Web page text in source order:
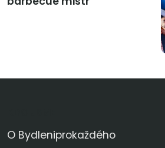
O Bydleniprokaždého